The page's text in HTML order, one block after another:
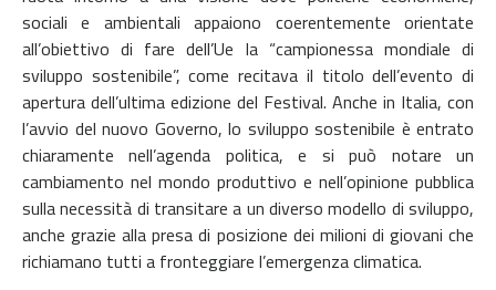
sociali e ambientali appaiono coerentemente orientate
all’obiettivo di fare dell’Ue la “campionessa mondiale di
sviluppo sostenibile”, come recitava il titolo dell’evento di
apertura dell’ultima edizione del Festival. Anche in Italia, con
l’avvio del nuovo Governo, lo sviluppo sostenibile è entrato
chiaramente nell’agenda politica, e si può notare un
cambiamento nel mondo produttivo e nell’opinione pubblica
sulla necessità di transitare a un diverso modello di sviluppo,
anche grazie alla presa di posizione dei milioni di giovani che
richiamano tutti a fronteggiare l’emergenza climatica.